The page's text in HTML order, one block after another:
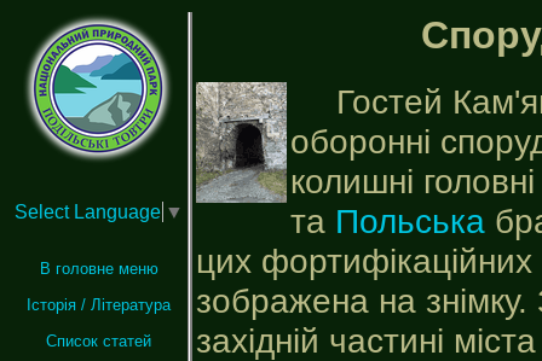
Select Language ▼
В головне меню
Історія / Література
Список статей
Гостей
оборонні
колишні
та Польська
цих
зображена на знімку.
західній частині